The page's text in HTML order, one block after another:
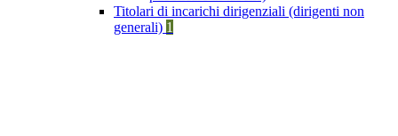
Titolari di incarichi dirigenziali (dirigenti non
generali) 1